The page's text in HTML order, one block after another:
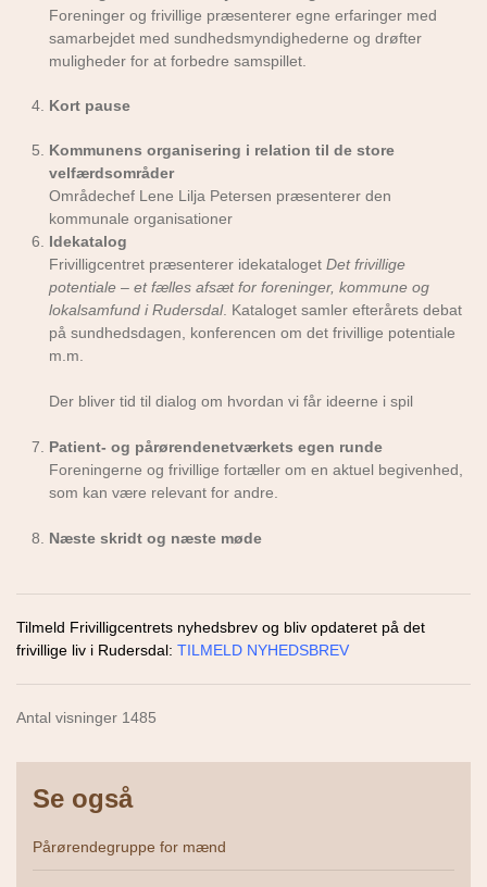
Foreninger og frivillige præsenterer egne erfaringer med
samarbejdet med sundhedsmyndighederne og drøfter
muligheder for at forbedre samspillet.
Kort pause
Kommunens organisering i relation til de store
velfærdsområder
Områdechef Lene Lilja Petersen præsenterer den
kommunale organisationer
Idekatalog
Frivilligcentret præsenterer idekataloget Det frivillige
potentiale – et fælles afsæt for foreninger, kommune og
lokalsamfund i Rudersdal. Kataloget samler efterårets debat
på sundhedsdagen, konferencen om det frivillige potentiale
m.m.
Der bliver tid til dialog om hvordan vi får ideerne i spil
Patient- og pårørendenetværkets egen runde
Foreningerne og frivillige fortæller om en aktuel begivenhed,
som kan være relevant for andre.
Næste skridt og næste møde
Tilmeld Frivilligcentrets nyhedsbrev og bliv opdateret på det
frivillige liv i Rudersdal: TILMELD NYHEDSBREV
Antal visninger 1485
Se også
Pårørendegruppe for mænd